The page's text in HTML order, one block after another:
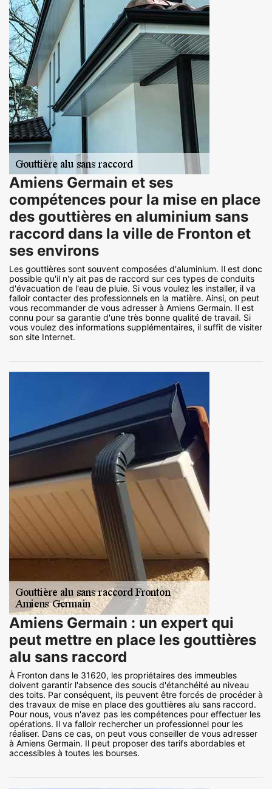
Amiens Germain et ses
compétences pour la mise en place
des gouttières en aluminium sans
raccord dans la ville de Fronton et
ses environs
Les gouttières sont souvent composées d'aluminium. Il est donc
possible qu'il n'y ait pas de raccord sur ces types de conduits
d'évacuation de l'eau de pluie. Si vous voulez les installer, il va
falloir contacter des professionnels en la matière. Ainsi, on peut
vous recommander de vous adresser à Amiens Germain. Il est
connu pour sa garantie d'une très bonne qualité de travail. Si
vous voulez des informations supplémentaires, il suffit de visiter
son site Internet.
Amiens Germain : un expert qui
peut mettre en place les gouttières
alu sans raccord
À Fronton dans le 31620, les propriétaires des immeubles
doivent garantir l'absence des soucis d'étanchéité au niveau
des toits. Par conséquent, ils peuvent être forcés de procéder à
des travaux de mise en place des gouttières alu sans raccord.
Pour nous, vous n'avez pas les compétences pour effectuer les
opérations. Il va falloir rechercher un professionnel pour les
réaliser. Dans ce cas, on peut vous conseiller de vous adresser
à Amiens Germain. Il peut proposer des tarifs abordables et
accessibles à toutes les bourses.